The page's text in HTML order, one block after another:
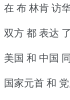
在 布 林肯 访
双方 都 表达
美国 和 中国
国家元首 和